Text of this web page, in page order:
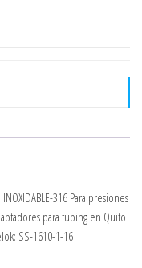
INOXIDABLE-316 Para presiones
para tubing en Quito
SS-1610-1-16